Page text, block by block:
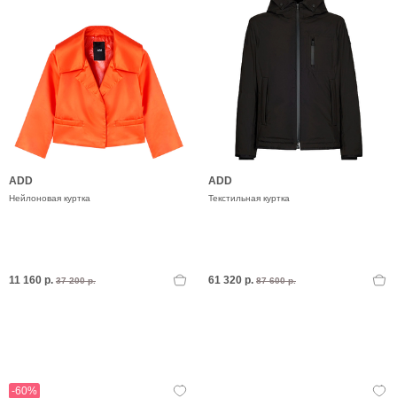
ADD
Нейлоновая куртка
11 160 р. 37 200 р.
ADD
Текстильная куртка
61 320 р. 87 600 р.
-60%